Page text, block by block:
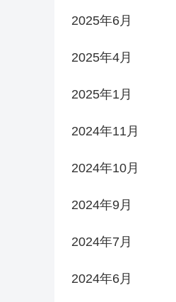
2025年6月
2025年4月
2025年1月
2024年11月
2024年10月
2024年9月
2024年7月
2024年6月